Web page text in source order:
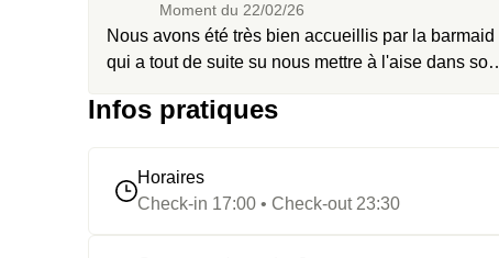
Moment du 22/02/26
Nous avons été très bien accueillis par la barmaid
qui a tout de suite su nous mettre à l'aise dans son
elle cherchait vraiment à connaître nos attentes. Je
Infos pratiques
Horaires
Check-in 17:00 • Check-out 23:30